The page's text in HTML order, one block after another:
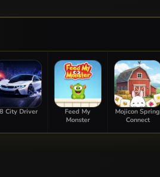
City Driver
Feed My
Monster
Mojicon Spring
Connect